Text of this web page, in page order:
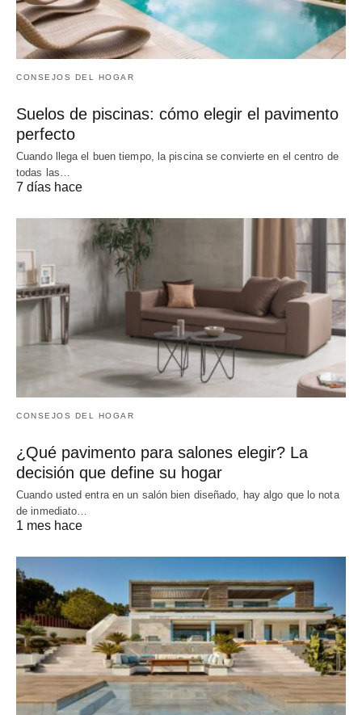
CONSEJOS DEL HOGAR
Suelos de piscinas: cómo elegir el pavimento
perfecto
Cuando llega el buen tiempo, la piscina se convierte en el centro de
todas las…
7 días hace
CONSEJOS DEL HOGAR
¿Qué pavimento para salones elegir? La
decisión que define su hogar
Cuando usted entra en un salón bien diseñado, hay algo que lo nota
de inmediato…
1 mes hace